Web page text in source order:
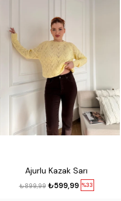
Ajurlu Kazak Sarı
%33
₺599,99
₺899,99